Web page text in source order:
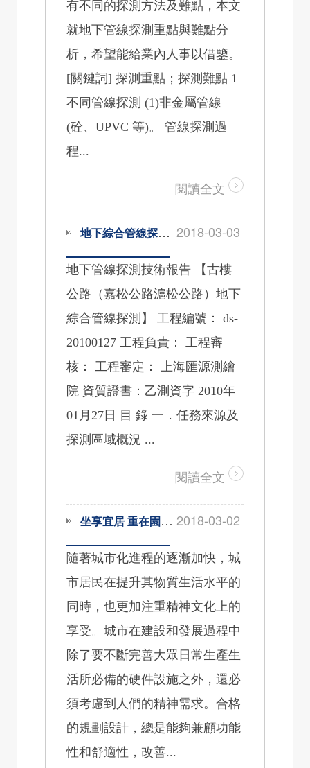
有不同的探測方法及難點，本文
就地下管線探測重點與難點分
析，希望能給業內人事以借鑒。
[關鍵詞] 探測重點；探測難點 1
不同管線探測 (1)非金屬管線
(砼、UPVC 等)。 管線探測過
程...
閱讀全文
2018-03-03
地下綜合管線探測技術報告
地下管線探測技術報告 【古樓
公路（嘉松公路滬松公路）地下
綜合管線探測】 工程編號： ds-
20100127 工程負責： 工程審
核： 工程審定： 上海匯源測繪
院 資質證書：乙測資字 2010年
01月27日 目 錄 一．任務來源及
探測區域概況 ...
閱讀全文
2018-03-02
坐享宜居 重在園林景觀規劃設計
隨著城市化進程的逐漸加快，城
市居民在提升其物質生活水平的
同時，也更加注重精神文化上的
享受。城市在建設和發展過程中
除了要不斷完善大眾日常生產生
活所必備的硬件設施之外，還必
須考慮到人們的精神需求。合格
的規劃設計，總是能夠兼顧功能
性和舒適性，改善...